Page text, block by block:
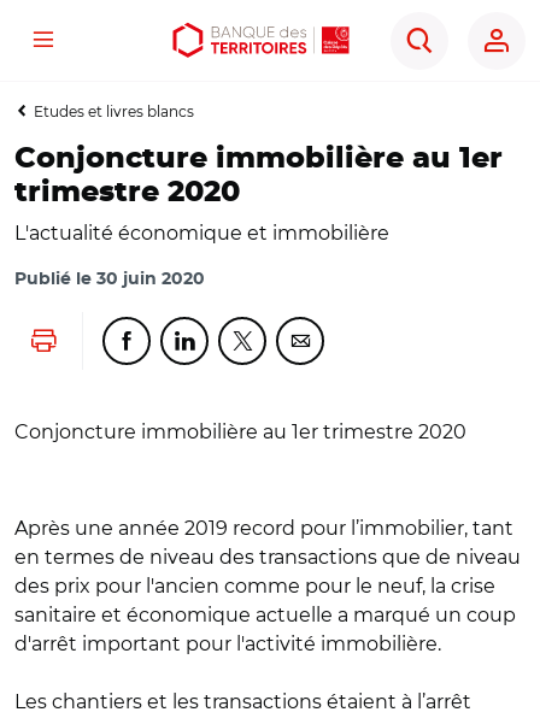
Aller
contenu
Aller
menu
Ouvrir
outils
Menu
Rechercher
Etudes et livres blancs
Conjoncture immobilière au 1er
trimestre 2020
L'actualité économique et immobilière
Publié le 30 juin 2020
Lancer l'impressionPartager cette page sur Facebook
Partager cette page sur Linkedin
Partager cette page sur Twitter
Partager cette page sur
Conjoncture immobilière au 1er trimestre 2020
Après une année 2019 record pour l’immobilier, tant
en termes de niveau des transactions que de niveau
des prix pour l'ancien comme pour le neuf, la crise
sanitaire et économique actuelle a marqué un coup
d'arrêt important pour l'activité immobilière.
Les chantiers et les transactions étaient à l’arrêt